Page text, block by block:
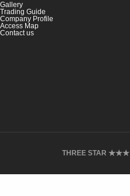
Gallery
Trading Guide
Company Profile
Access Map
Contact us
THREE STAR ★★★